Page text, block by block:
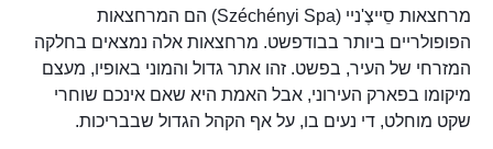
מרחצאות סֵייצֶ'ניי (Széchényi Spa) הם המרחצאות
הפופולריים ביותר בבודפשט. מרחצאות אלה נמצאים בחלקה
המזרחי של העיר, בפשט. זהו אתר גדול והמוני באופיו, מעצם
מיקומו בפארק העירוני, אבל האמת היא שאם אינכם שוחרי
שקט מוחלט, די נעים בו, על אף הקהל הגדול שבבריכות.